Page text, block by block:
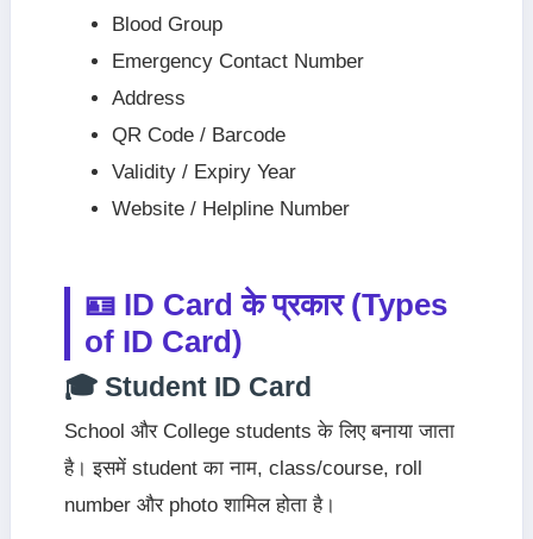
Blood Group
Emergency Contact Number
Address
QR Code / Barcode
Validity / Expiry Year
Website / Helpline Number
🪪 ID Card के प्रकार (Types
of ID Card)
🎓 Student ID Card
School और College students के लिए बनाया जाता
है। इसमें student का नाम, class/course, roll
number और photo शामिल होता है।